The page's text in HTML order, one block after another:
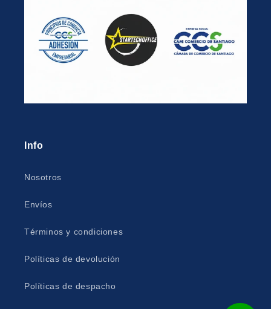
Info
Nosotros
Envíos
Términos y condiciones
Políticas de devolución
Políticas de despacho